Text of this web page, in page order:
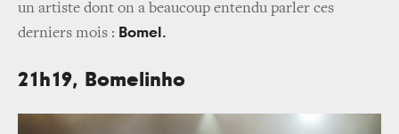
un artiste dont on a beaucoup entendu parler ces
derniers mois : Bomel.
21h19, Bomelinho